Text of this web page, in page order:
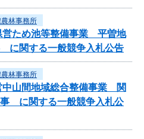
林事務所
営ため池等整備事業 平曽地
関する一般競争入札公告
林事務所
山間地域総合整備事業 関
に関する一般競争入札公